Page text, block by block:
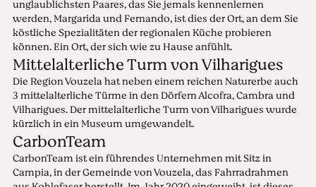
unglaublichsten Paares, das Sie jemals kennenlernen
werden, Margarida und Fernando, ist dies der Ort, an dem Sie
köstliche Spezialitäten der regionalen Küche probieren
können. Ein Ort, der sich wie zu Hause anfühlt.
Mittelalterliche Turm von Vilharigues
Die Region Vouzela hat neben einem reichen Naturerbe auch
3 mittelalterliche Türme in den Dörfern Alcofra, Cambra und
Vilharigues. Der mittelalterliche Turm von Vilharigues wurde
kürzlich in ein Museum umgewandelt.
CarbonTeam
CarbonTeam ist ein führendes Unternehmen mit Sitz in
Campia, in der Gemeinde von Vouzela, das Fahrradrahmen